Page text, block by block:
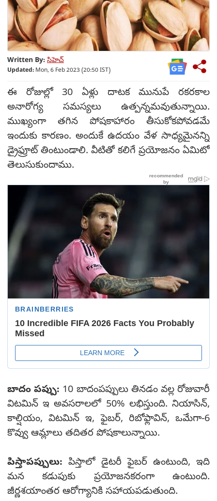
Written By: సిహెచ్
Updated: Mon, 6 Feb 2023 (20:50 IST)
ఈ రోజుల్లో 30 ఏళ్లు దాటక మునుపే రకరకాల
అనారోగ్య సమస్యలు ఉత్పన్నమవుతున్నాయి.
ముఖ్యంగా తగిన పోషకాహారం తీసుకోకపోవడమే
ఇందుకు కారణం. అందుకే ఉదయం వేళ సాధ్యమైనన్ని
డ్రైఫ్రూట్ తింటుండాలి. వీటితో కలిగే ప్రయోజనం ఏమిటో
తెలుసుకుందాము.
బాదం పప్పు: 10 బాదంపప్పులు తినడం వల్ల రోజువారీ
విటమిన్ ఇ అవసరాలలో 50% లభిస్తుంది. నియాసిన్,
కాల్షియం, విటమిన్ ఇ, ఫైబర్, రిబోఫ్లావిన్, ఒమేగా-6
కొవ్వు ఆమ్లాలు తదితర పోషకాలున్నాయి.
పిస్తాపప్పులు: పిస్తాలో డైటరీ ఫైబర్ ఉంటుంది, ఇది
మన కడుపుకు ప్రయోజనకరంగా ఉంటుంది.
జీర్ణశయాంతర ఆరోగ్యానికి సహాయపడుతుంది.